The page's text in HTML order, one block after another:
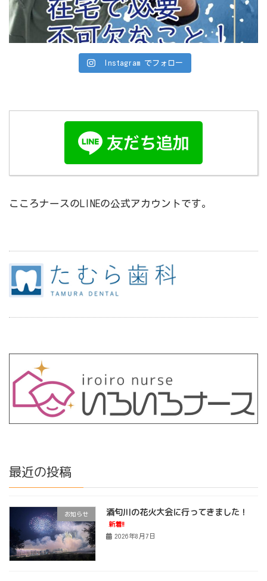
Instagram でフォロー
こころナースのLINEの公式アカウントです。
最近の投稿
お知らせ 酒匂川の花火大会に行ってきました！
新着!!
2026年8月7日